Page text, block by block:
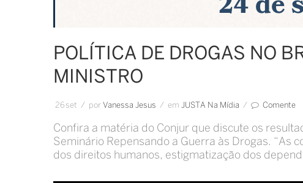
POLÍTICA DE DROGAS NO
MINISTRO
26 set / por Vanessa Jesus / em JUSTA Na Mídia / Comente
Confira a matéria do Conjur que discute os
Seminário Repensando a Guerra às Drogas. “As
dos direitos humanos, estigmatização dos